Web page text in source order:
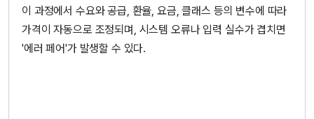
이 과정에서 수요와 공급, 환율, 요금, 클래스 등의 변수에 따라
가격이 자동으로 조정되며, 시스템 오류나 입력 실수가 겹치면
'에러 페어'가 발생할 수 있다.